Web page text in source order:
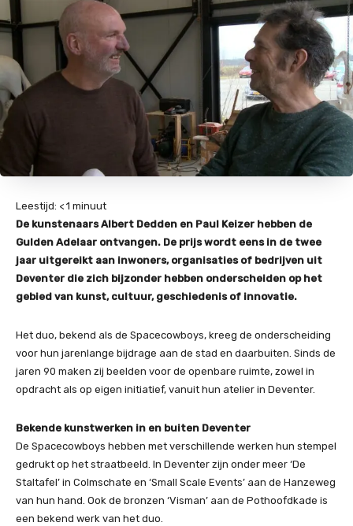
Leestijd: < 1 minuut
De kunstenaars Albert Dedden en Paul Keizer hebben de
Gulden Adelaar ontvangen. De prijs wordt eens in de twee
jaar uitgereikt aan inwoners, organisaties of bedrijven uit
Deventer die zich bijzonder hebben onderscheiden op het
gebied van kunst, cultuur, geschiedenis of innovatie.
Het duo, bekend als de Spacecowboys, kreeg de onderscheiding
voor hun jarenlange bijdrage aan de stad en daarbuiten. Sinds de
jaren 90 maken zij beelden voor de openbare ruimte, zowel in
opdracht als op eigen initiatief, vanuit hun atelier in Deventer.
Bekende kunstwerken in en buiten Deventer
De Spacecowboys hebben met verschillende werken hun stempel
gedrukt op het straatbeeld. In Deventer zijn onder meer ‘De
Staltafel’ in Colmschate en ‘Small Scale Events’ aan de Hanzeweg
van hun hand. Ook de bronzen ‘Visman’ aan de Pothoofdkade is
een bekend werk van het duo.